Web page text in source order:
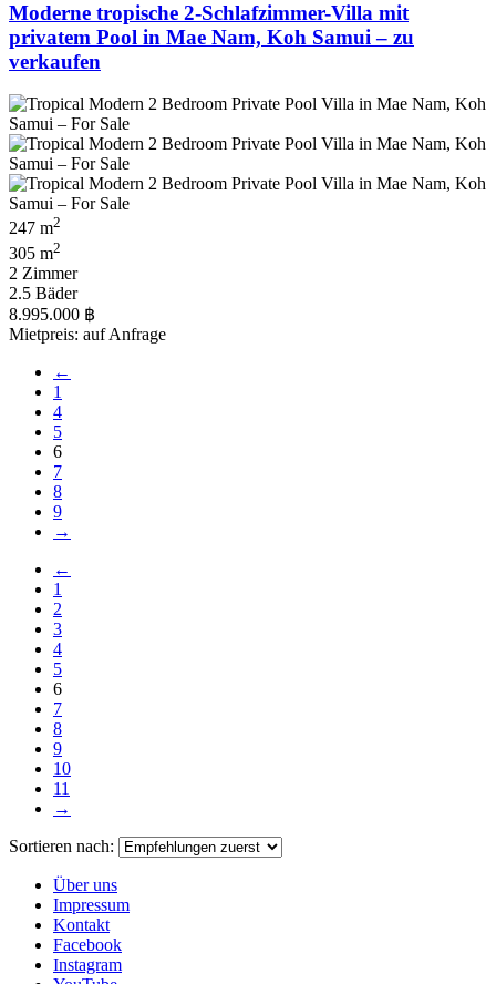
Moderne tropische 2-Schlafzimmer-Villa mit
privatem Pool in Mae Nam, Koh Samui – zu
verkaufen
247 m2
305 m2
2 Zimmer
2.5 Bäder
8.995.000 ฿
Mietpreis: auf Anfrage
←
1
4
5
6
7
8
9
→
←
1
2
3
4
5
6
7
8
9
10
11
→
Sortieren nach:
Über uns
Impressum
Kontakt
Facebook
Instagram